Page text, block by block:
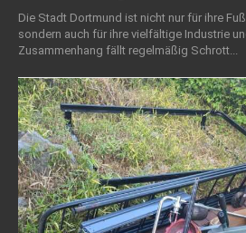
Die Stadt Dortmund ist nicht nur für ihre
sondern auch für ihre vielfältige Industrie
Zusammenhang fällt regelmäßig Schrott...